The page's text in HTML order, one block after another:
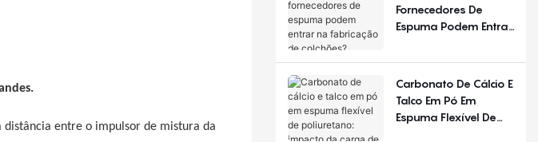
distância entre o impulsor de mistura da
Fornecedores De
Espuma Podem Entrar
Colchões?
Carbonato De Cálcio E
Talco Em Pó Em
Espuma Flexível De